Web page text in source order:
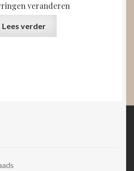
veranderen
Lees verder